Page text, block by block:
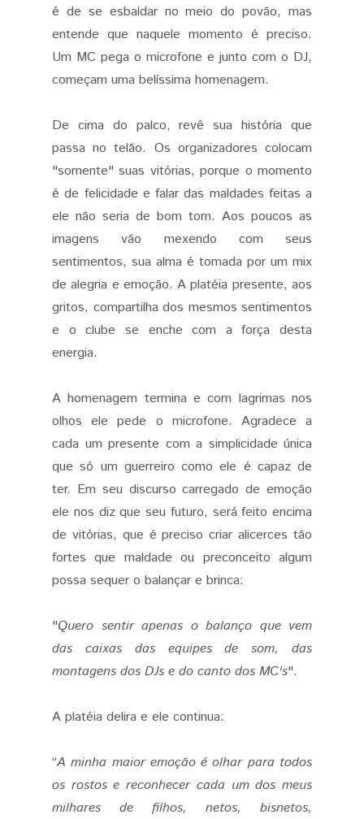
é de se esbaldar no meio do povão, mas
entende que naquele momento é preciso.
Um MC pega o microfone e junto com o DJ,
começam uma belíssima homenagem.
De cima do palco, revê sua história que
passa no telão. Os organizadores colocam
"somente" suas vitórias, porque o momento
é de felicidade e falar das maldades feitas a
ele não seria de bom tom. Aos poucos as
imagens vão mexendo com seus
sentimentos, sua alma é tomada por um mix
de alegria e emoção. A platéia presente, aos
gritos, compartilha dos mesmos sentimentos
e o clube se enche com a força desta
energia.
A homenagem termina e com lagrimas nos
olhos ele pede o microfone. Agradece a
cada um presente com a simplicidade única
que só um guerreiro como ele é capaz de
ter. Em seu discurso carregado de emoção
ele nos diz que seu futuro, será feito encima
de vitórias, que é preciso criar alicerces tão
fortes que maldade ou preconceito algum
possa sequer o balançar e brinca:
"Quero sentir apenas o balanço que vem
das caixas das equipes de som, das
montagens dos DJs e do canto dos MC's".
A platéia delira e ele continua:
“A minha maior emoção é olhar para todos
os rostos e reconhecer cada um dos meus
milhares de filhos, netos, bisnetos,